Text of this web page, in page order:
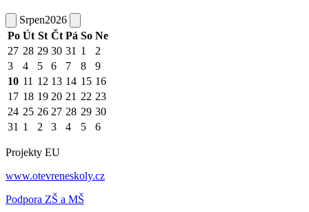
Srpen2026
Po Út St Čt Pá So Ne
27 28 29 30 31 1
2
3
4 5 6 7 8
9
10 11 12 13 14 15 16
17 18 19 20 21 22 23
24 25 26 27 28 29 30
31 1 2 3 4 5 6
Projekty EU
www.otevreneskoly.cz
Podpora ZŠ a MŠ